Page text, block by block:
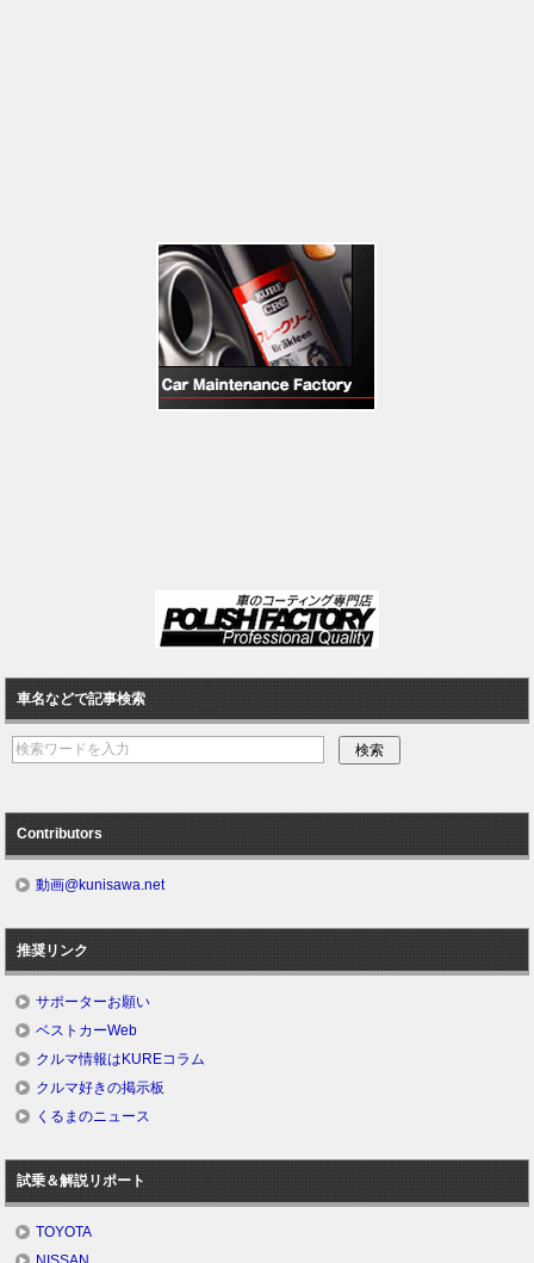
車名などで記事検索
Contributors
動画@kunisawa.net
推奨リンク
サポーターお願い
ベストカーWeb
クルマ情報はKUREコラム
クルマ好きの掲示板
くるまのニュース
試乗＆解説リポート
TOYOTA